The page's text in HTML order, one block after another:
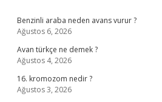
Benzinli araba neden avans vurur ?
Ağustos 6, 2026
Avan türkçe ne demek ?
Ağustos 4, 2026
16. kromozom nedir ?
Ağustos 3, 2026